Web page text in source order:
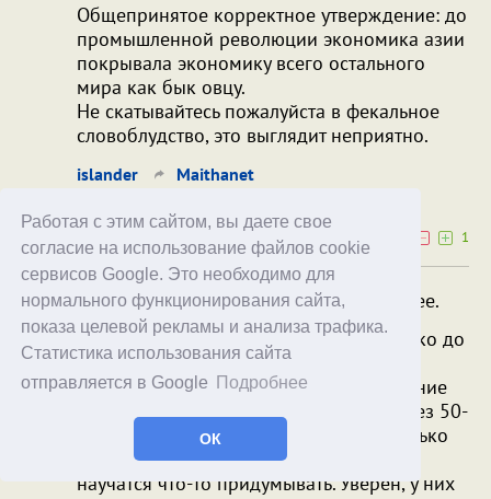
Работая с этим сайтом, вы даете свое
согласие на использование файлов cookie
сервисов Google. Это необходимо для
нормального функционирования сайта,
показа целевой рекламы и анализа трафика.
Статистика использования сайта
отправляется в Google
Подробнее
ОК
Общепринятое корректное утверждение: до
промышленной революции экономика азии
покрывала экономику всего остального
мира как бык овцу.
Не скатывайтесь пожалуйста в фекальное
словоблудство, это выглядит неприятно.
islander Maithanet
1
До рождения христа все еще грустнее.
Не столько до рождения Христа, сколько до
македонского шурика, а так-то да...
Впрочем, всё это мелочи жизни и чесание
гондурасов. Не исключено, что лет через 50-
100 действительно Китай станет не только
копировальной мастерской, но там и
научатся что-то придумывать. Уверен, у них